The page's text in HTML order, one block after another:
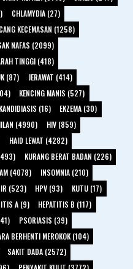
CHLAMYDIA (27)
KECEMASAN (1258)
NAFAS (2099)
TINGGI (418)
(87)
JERAWAT (414)
KENCING MANIS (527)
KANDIDIASIS (16)
EKZEMA (30)
(4990)
HIV (859)
HAID LEWAT (4282)
KURANG BERAT BADAN (226)
AM (4078)
INSOMNIA (210)
(523) HPV (93)
KUTU (17)
A (9)
HEPATITIS B (117)
PSORIASIS (39)
BERHENTI MEROKOK (104)
SAKIT DADA (2572)